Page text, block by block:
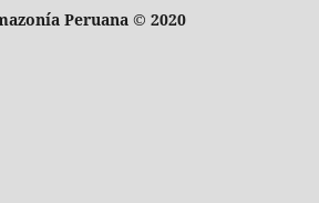
Peruana © 2020